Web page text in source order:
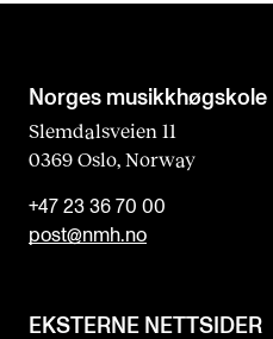
Norges musikk­høgskole
Slemdalsveien 11
0369 Oslo, Norway
+47 23 36 70 00
post@nmh.no
EKSTERNE NETTSIDER